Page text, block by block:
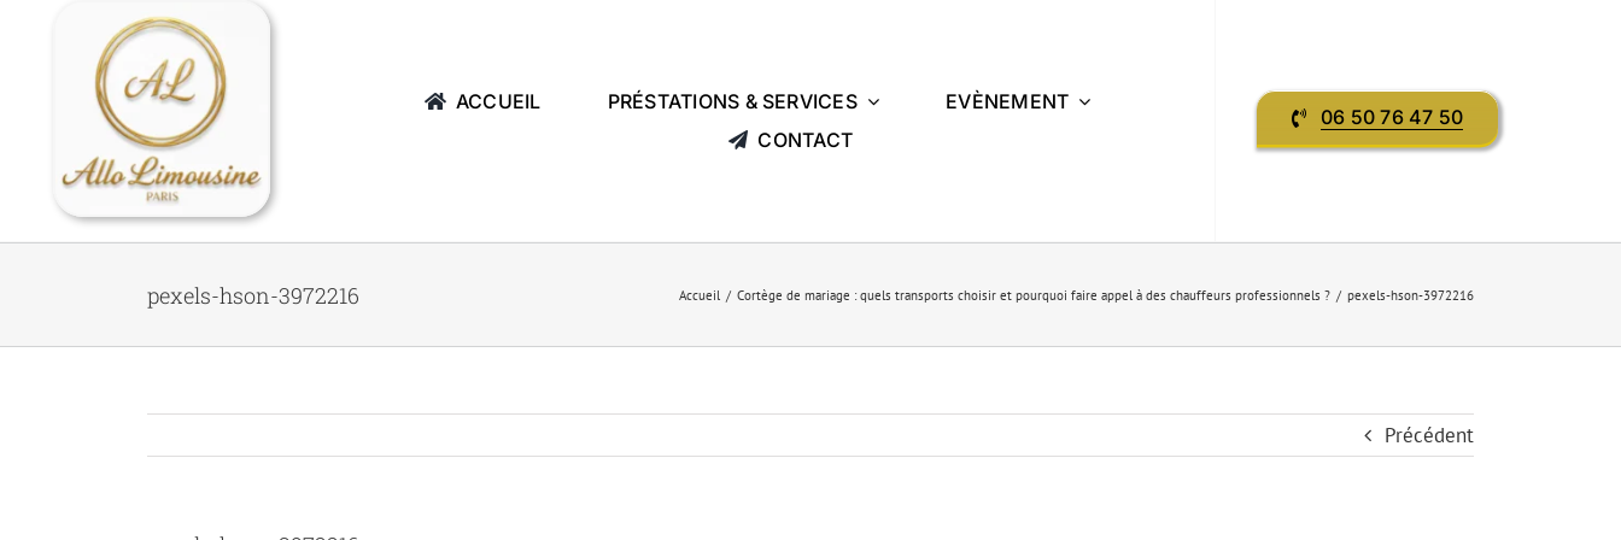
ACCUEIL PRÉSTATIONS & SERVICES
EVÈNEMENT
CONTACT
06 50 76 47 50
pexels-hson-3972216 Accueil Cortège de mariage : quels transports choisir et pourquoi faire appel à des chauffeurs professionnels ? pexels-hson-3972216
Précédent